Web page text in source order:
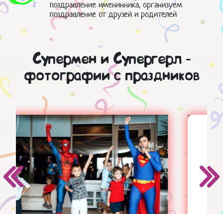
поздравление именинника, организуем
поздравление от друзей и родителей
Супермен и Супергерл -
фотографии с праздников